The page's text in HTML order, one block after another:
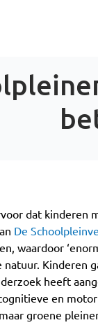
dat kinderen
De
waardoor
Kinderen
heeft
en
groene